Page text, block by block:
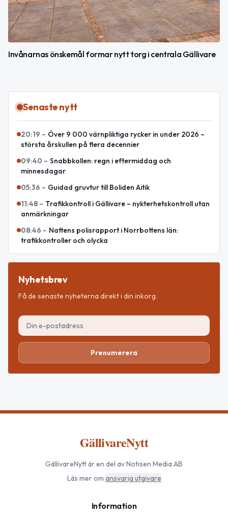
Invånarnas önskemål formar nytt torg i centrala Gällivare
Senaste nytt
20:19 – Över 9 000 värnpliktiga rycker in under 2026 –
största årskullen på flera decennier
09:40 – Snabbkollen: regn i eftermiddag och
minnesdagar
05:36 – Guidad gruvtur till Boliden Aitik
11:48 – Trafikkontroll i Gällivare – nykterhetskontroll utan
anmärkningar
08:46 – Nattens polisrapport i Norrbottens län:
trafikkontroller och olycka
Nyhetsbrev
Få de senaste nyheterna direkt i din inkorg.
Prenumerera
GällivareNytt
GällivareNyttär en del av Notisen Media AB
Läs mer om ansvarig utgivare
Information